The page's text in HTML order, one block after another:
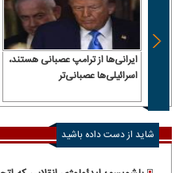
ایرانی‌ها از ترامپ عصبانی هستند،
اسرائیلی‌ها عصبانی‌تر
شاید از دست داده باشید